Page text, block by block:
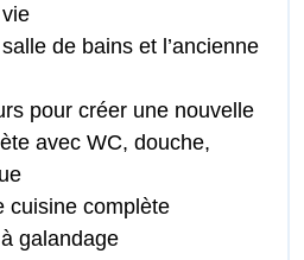
de bains et l’ancienne
pour créer une nouvelle
avec WC, douche,
cuisine complète
galandage